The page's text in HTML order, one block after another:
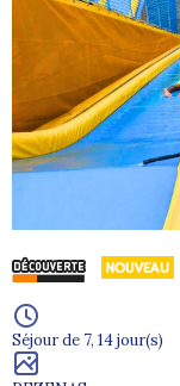
Séjour de 7, 14 jour(s)